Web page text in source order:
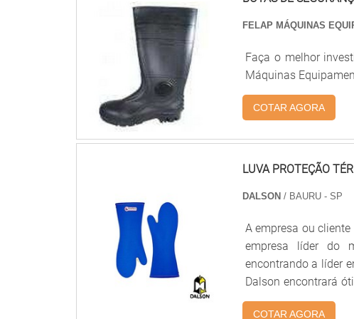
assertividade.A
serviço, além de
concorrência pela
excelência para cada
FELAP MÁQUINAS
Faça o melhor
Máquinas
COTAR AGORA
LUVA PROTEÇÃO
DALSON / BAURU - SP
A empresa ou
empresa líder do
encontrando a líder
Dalson encontrará
do trabalhador.UM
COTAR AGORA